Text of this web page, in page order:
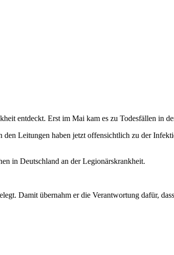
entdeckt. Erst im Mai kam es zu Todesfällen in
Leitungen haben jetzt offensichtlich zu der
in Deutschland an der Legionärskrankheit.
Damit übernahm er die Verantwortung dafür,